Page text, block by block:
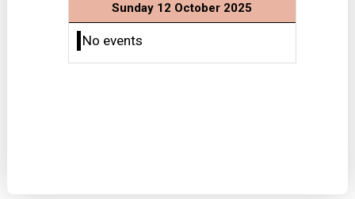
Sunday 12 October 2025
No events